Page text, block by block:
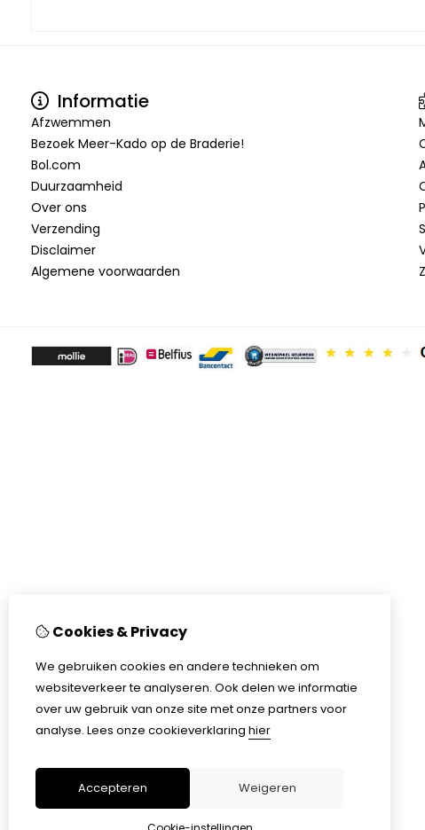
Informatie
Afzwemmen
Bezoek Meer-Kado op de Braderie!
Bol.com
Duurzaamheid
Over ons
Verzending
Disclaimer
Algemene voorwaarden
Cookies & Privacy
We gebruiken cookies en andere technieken om
websiteverkeer te analyseren. Ook delen we informatie
over uw gebruik van onze site met onze partners voor
analyse. Lees onze cookieverklaring hier
Accepteren Weigeren